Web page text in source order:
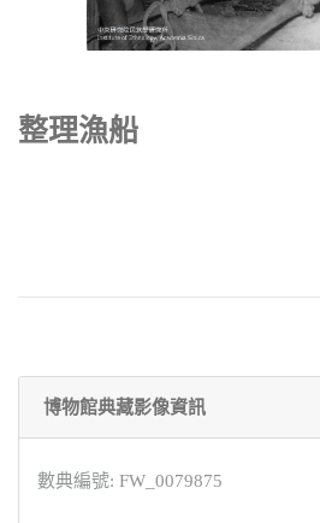
整理漁船
博物館典藏影像資訊
數典編號: FW_0079875